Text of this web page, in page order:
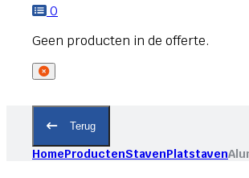
0
Terug
HomeProductenStavenPlatstaven